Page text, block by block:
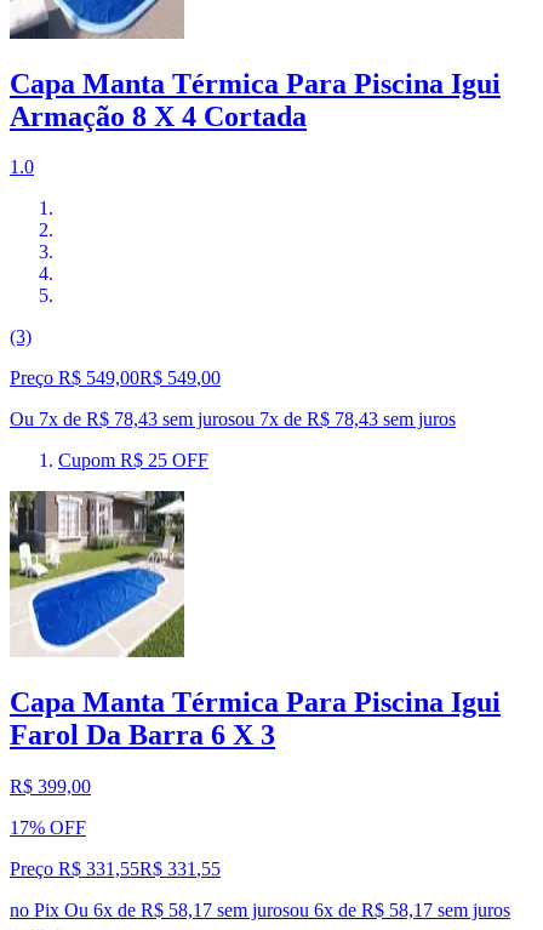
Capa Manta Térmica Para Piscina Igui
Armação 8 X 4 Cortada
1.0
(3)
Preço R$ 549,00R$ 549,00
Ou 7x de R$ 78,43 sem jurosou 7x de R$ 78,43 sem juros
Cupom R$ 25 OFF
Capa Manta Térmica Para Piscina Igui
Farol Da Barra 6 X 3
R$ 399,00
17% OFF
Preço R$ 331,55R$ 331 ,55
no Pix Ou 6x de R$ 58,17 sem jurosou 6x de R$ 58,17 sem juros